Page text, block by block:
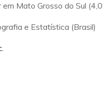
Mato Grosso do Sul
e Estatística (Brasil)